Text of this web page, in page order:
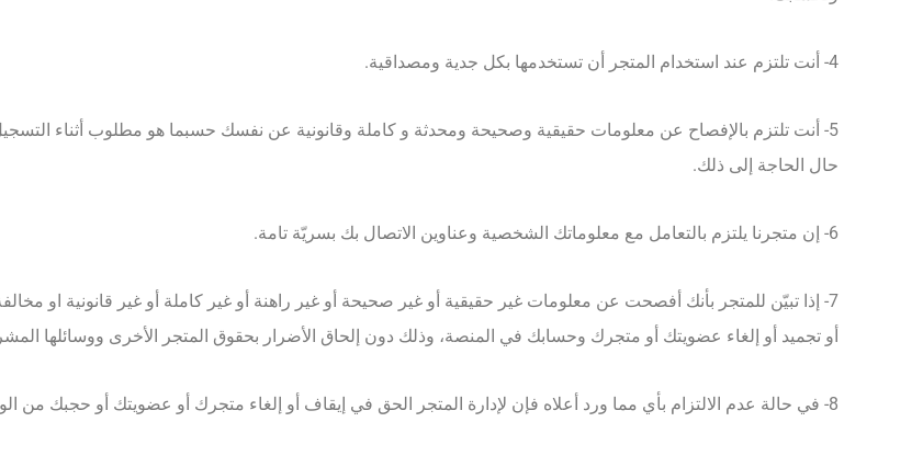
4- أنت تلتزم عند استخدام المتجر أن تستخدمها بكل جدية ومصداقية.
5- أنت تلتزم بالإفصاح عن معلومات حقيقية وصحيحة ومحدثة و كاملة وقانونية عن نفسك حسبما هو مطلوب أثناء
حال الحاجة إلى ذلك.
6- إن متجرنا يلتزم بالتعامل مع معلوماتك الشخصية وعناوين الاتصال بك بسريّة تامة.
7- إذا تبيّن للمتجر بأنك أفصحت عن معلومات غير حقيقية أو غير صحيحة أو غير راهنة أو غير كاملة أو غير قانونية او
أو تجميد أو إلغاء عضويتك أو متجرك وحسابك في المنصة، وذلك دون إلحاق الأضرار بحقوق المتجر الأخرى ووسائلها
8- في حالة عدم الالتزام بأي مما ورد أعلاه فإن لإدارة المتجر الحق في إيقاف أو إلغاء متجرك أو عضويتك أو حجبك من الولوج لخدمات المتجر مرة أخرى.